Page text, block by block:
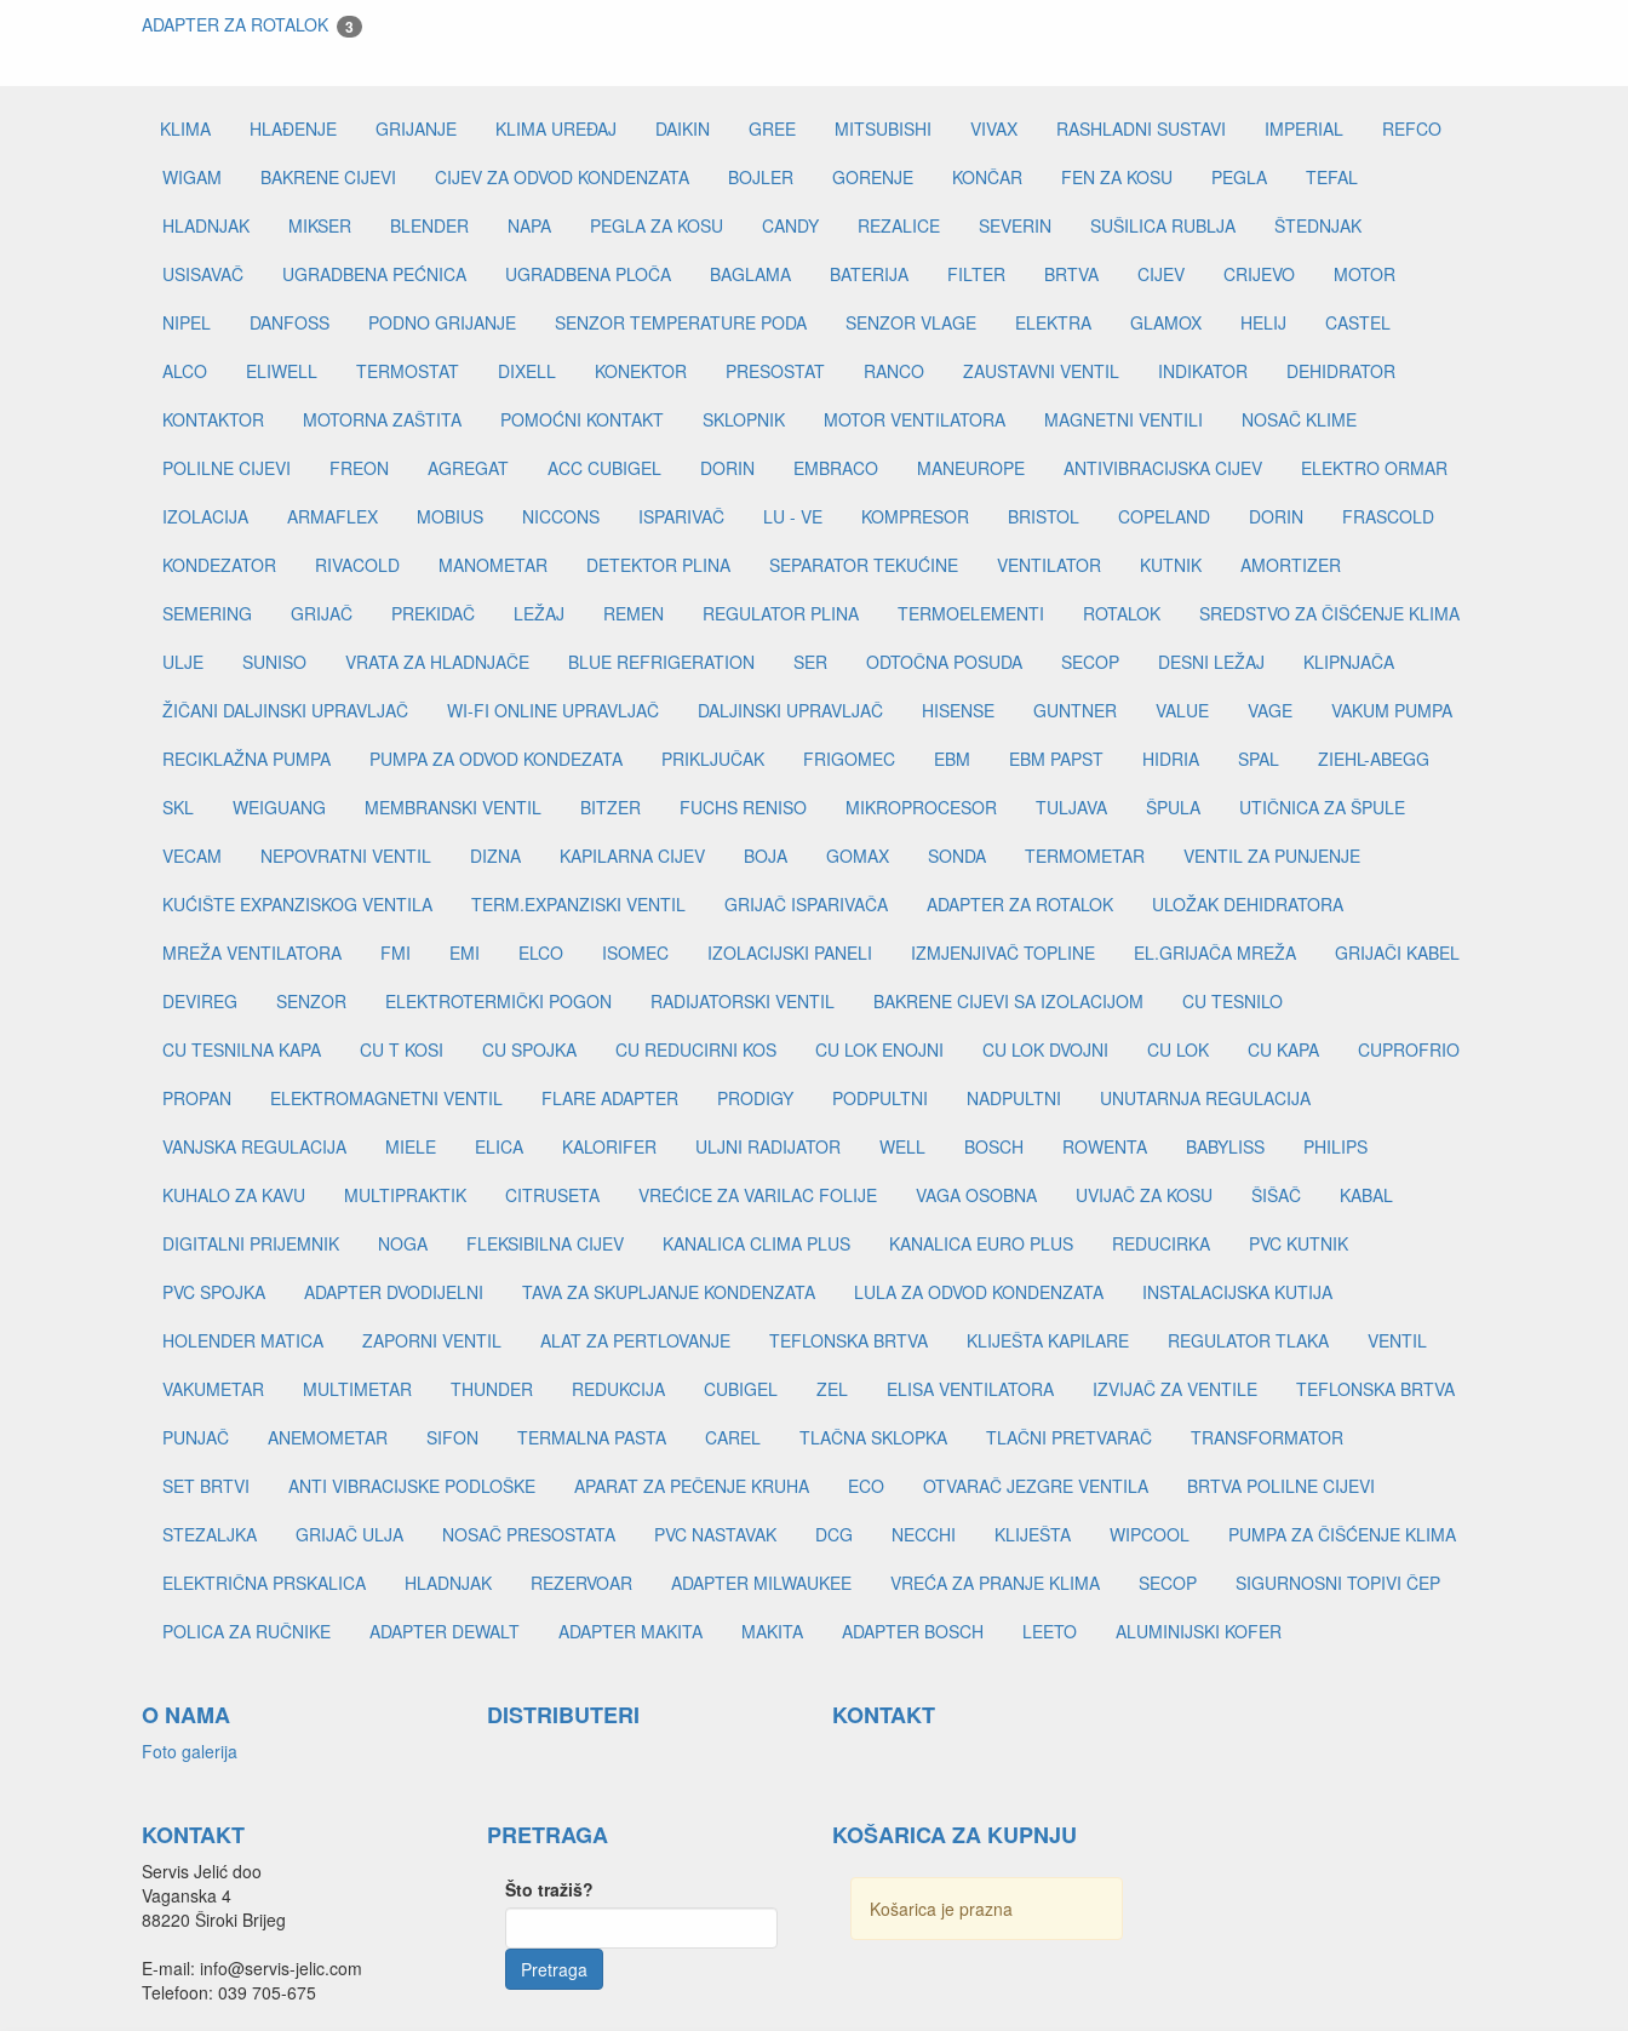
ADAPTER ZA ROTALOK 3
KLIMA HLAĐENJE GRIJANJE KLIMA UREĐAJ DAIKIN GREE MITSUBISHI VIVAX RASHLADNI SUSTAVI IMPERIAL
REFCO
WIGAM
BAKRENE CIJEVI CIJEV ZA ODVOD KONDENZATA BOJLER GORENJE KONČAR FEN ZA KOSU PEGLA
TEFAL
HLADNJAK
MIKSER BLENDER NAPA PEGLA ZA KOSU CANDY REZALICE SEVERIN SUŠILICA RUBLJA
ŠTEDNJAK
USISAVAČ
UGRADBENA PEĆNICA UGRADBENA PLOČA BAGLAMA BATERIJA FILTER BRTVA CIJEV CRIJEVO
MOTOR
NIPEL
DANFOSS PODNO GRIJANJE SENZOR TEMPERATURE PODA SENZOR VLAGE ELEKTRA GLAMOX HELIJ
CASTEL
ALCO
ELIWELL TERMOSTAT DIXELL KONEKTOR PRESOSTAT RANCO ZAUSTAVNI VENTIL INDIKATOR
DEHIDRATOR
KONTAKTOR
MOTORNA ZAŠTITA POMOĆNI KONTAKT SKLOPNIK MOTOR VENTILATORA MAGNETNI VENTILI
NOSAČ KLIME
POLILNE CIJEVI
FREON AGREGAT ACC CUBIGEL DORIN EMBRACO MANEUROPE ANTIVIBRACIJSKA CIJEV
ELEKTRO ORMAR
IZOLACIJA
ARMAFLEX MOBIUS NICCONS ISPARIVAČ LU - VE KOMPRESOR BRISTOL COPELAND DORIN
FRASCOLD
KONDEZATOR
RIVACOLD MANOMETAR DETEKTOR PLINA SEPARATOR TEKUĆINE VENTILATOR KUTNIK
AMORTIZER
SEMERING
GRIJAČ PREKIDAČ LEŽAJ REMEN REGULATOR PLINA TERMOELEMENTI ROTALOK
SREDSTVO ZA ČIŠĆENJE KLIMA
ULJE
SUNISO VRATA ZA HLADNJAČE BLUE REFRIGERATION SER ODTOČNA POSUDA SECOP DESNI LEŽAJ
KLIPNJAČA
ŽIČANI DALJINSKI UPRAVLJAČ
WI-FI ONLINE UPRAVLJAČ DALJINSKI UPRAVLJAČ HISENSE GUNTNER VALUE VAGE
VAKUM PUMPA
RECIKLAŽNA PUMPA
PUMPA ZA ODVOD KONDEZATA PRIKLJUČAK FRIGOMEC EBM EBM PAPST HIDRIA SPAL
ZIEHL-ABEGG
SKL
WEIGUANG MEMBRANSKI VENTIL BITZER FUCHS RENISO MIKROPROCESOR TULJAVA ŠPULA
UTIČNICA ZA ŠPULE
VECAM
NEPOVRATNI VENTIL DIZNA KAPILARNA CIJEV BOJA GOMAX SONDA TERMOMETAR
VENTIL ZA PUNJENJE
KUĆIŠTE EXPANZISKOG VENTILA
TERM.EXPANZISKI VENTIL GRIJAČ ISPARIVAČA ADAPTER ZA ROTALOK
ULOŽAK DEHIDRATORA
MREŽA VENTILATORA
FMI EMI ELCO ISOMEC IZOLACIJSKI PANELI IZMJENJIVAČ TOPLINE EL.GRIJAČA MREŽA
GRIJAČI KABEL
DEVIREG
SENZOR ELEKTROTERMIČKI POGON RADIJATORSKI VENTIL BAKRENE CIJEVI SA IZOLACIJOM
CU TESNILO
CU TESNILNA KAPA
CU T KOSI CU SPOJKA CU REDUCIRNI KOS CU LOK ENOJNI CU LOK DVOJNI CU LOK CU KAPA
CUPROFRIO
PROPAN
ELEKTROMAGNETNI VENTIL FLARE ADAPTER PRODIGY PODPULTNI NADPULTNI
UNUTARNJA REGULACIJA
VANJSKA REGULACIJA
MIELE ELICA KALORIFER ULJNI RADIJATOR WELL BOSCH ROWENTA BABYLISS
PHILIPS
KUHALO ZA KAVU
MULTIPRAKTIK CITRUSETA VREĆICE ZA VARILAC FOLIJE VAGA OSOBNA UVIJAČ ZA KOSU ŠIŠAČ
KABAL
DIGITALNI PRIJEMNIK
NOGA FLEKSIBILNA CIJEV KANALICA CLIMA PLUS KANALICA EURO PLUS REDUCIRKA
PVC KUTNIK
PVC SPOJKA
ADAPTER DVODIJELNI TAVA ZA SKUPLJANJE KONDENZATA LULA ZA ODVOD KONDENZATA
INSTALACIJSKA KUTIJA
HOLENDER MATICA
ZAPORNI VENTIL ALAT ZA PERTLOVANJE TEFLONSKA BRTVA KLIJEŠTA KAPILARE REGULATOR TLAKA
VENTIL
VAKUMETAR
MULTIMETAR THUNDER REDUKCIJA CUBIGEL ZEL ELISA VENTILATORA IZVIJAČ ZA VENTILE
TEFLONSKA BRTVA
PUNJAČ
ANEMOMETAR SIFON TERMALNA PASTA CAREL TLAČNA SKLOPKA TLAČNI PRETVARAČ
TRANSFORMATOR
SET BRTVI
ANTI VIBRACIJSKE PODLOŠKE APARAT ZA PEČENJE KRUHA ECO OTVARAČ JEZGRE VENTILA
BRTVA POLILNE CIJEVI
STEZALJKA
GRIJAČ ULJA NOSAČ PRESOSTATA PVC NASTAVAK DCG NECCHI KLIJEŠTA WIPCOOL
PUMPA ZA ČIŠĆENJE KLIMA
ELEKTRIČNA PRSKALICA
HLADNJAK REZERVOAR ADAPTER MILWAUKEE VREĆA ZA PRANJE KLIMA SECOP
SIGURNOSNI TOPIVI ČEP
POLICA ZA RUČNIKE
ADAPTER DEWALT ADAPTER MAKITA MAKITA ADAPTER BOSCH LEETO ALUMINIJSKI KOFER
O NAMA
Foto galerija
DISTRIBUTERI KONTAKT
KONTAKT
Servis Jelić doo
Vaganska 4
88220 Široki Brijeg
E-mail: info@servis-jelic.com
Telefoon: 039 705-675
PRETRAGA
Što tražiš?
KOŠARICA ZA KUPNJU
Košarica je prazna